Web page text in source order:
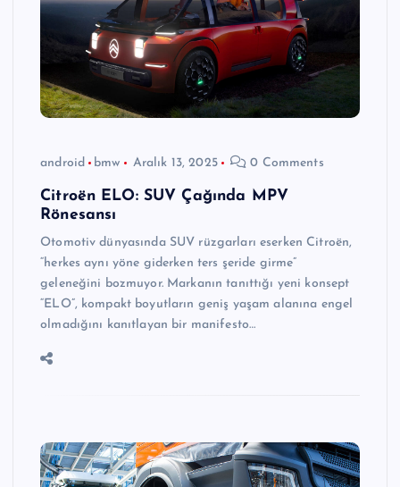
android bmw Aralık 13, 2025 0 Comments
Citroën ELO: SUV Çağında MPV
Rönesansı
Otomotiv dünyasında SUV rüzgarları eserken Citroën,
“herkes aynı yöne giderken ters şeride girme”
geleneğini bozmuyor. Markanın tanıttığı yeni konsept
“ELO”, kompakt boyutların geniş yaşam alanına engel
olmadığını kanıtlayan bir manifesto…